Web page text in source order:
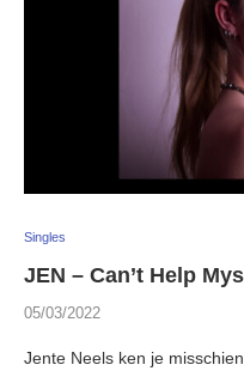
Singles
JEN – Can’t Help
05/03/2022
Jente Neels ken je